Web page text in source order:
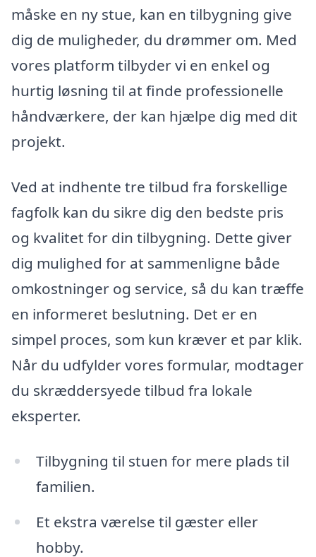
måske en ny stue, kan en tilbygning give
dig de muligheder, du drømmer om. Med
vores platform tilbyder vi en enkel og
hurtig løsning til at finde professionelle
håndværkere, der kan hjælpe dig med dit
projekt.
Ved at indhente tre tilbud fra forskellige
fagfolk kan du sikre dig den bedste pris
og kvalitet for din tilbygning. Dette giver
dig mulighed for at sammenligne både
omkostninger og service, så du kan træffe
en informeret beslutning. Det er en
simpel proces, som kun kræver et par klik.
Når du udfylder vores formular, modtager
du skræddersyede tilbud fra lokale
eksperter.
Tilbygning til stuen for mere plads til
familien.
Et ekstra værelse til gæster eller
hobby.